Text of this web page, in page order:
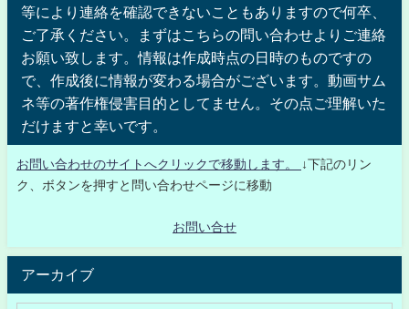
等により連絡を確認できないこともありますので何卒、
ご了承ください。まずはこちらの問い合わせよりご連絡
お願い致します。情報は作成時点の日時のものですの
で、作成後に情報が変わる場合がございます。動画サム
ネ等の著作権侵害目的としてません。その点ご理解いた
だけますと幸いです。
お問い合わせのサイトへクリックで移動します。
↓下記のリン
ク、ボタンを押すと問い合わせページに移動
お問い合せ
アーカイブ